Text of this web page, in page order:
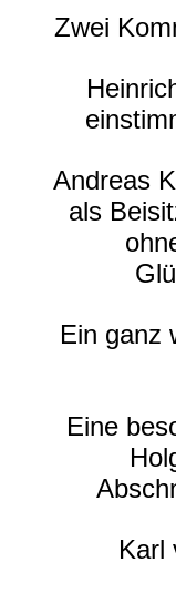
Zwei
Andreas
als
Ein ganz
Eine